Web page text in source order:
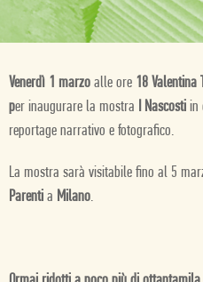
Venerdì 1 marzo alle ore 18 Valentina
per inaugurare la mostra I Nascosti in
reportage narrativo e fotografico.
La mostra sarà visitabile fino al 5
Parenti a Milano.